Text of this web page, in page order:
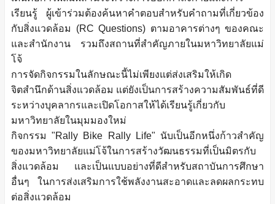
เรียนรู้ ผู้เข้าร่วมต้องค้นหาคำตอบสำหรับคำถามที่เกี่ยวข้อง
กับสิ่งแวดล้อม (RC Questions) ตามอาคารต่างๆ ของคณะ
และสำนักงาน รวมถึงสถานที่สำคัญภายในมหาวิทยาลัยแม่
โจ้
การจัดกิจกรรมในลักษณะนี้ไม่เพียงแต่ส่งเสริมให้เกิด
จิตสำนึกด้านสิ่งแวดล้อม แต่ยังเป็นการสร้างความสัมพันธ์ที่ดี
ระหว่างบุคลากรและเปิดโอกาสให้ได้เรียนรู้เกี่ยวกับ
มหาวิทยาลัยในมุมมองใหม่
กิจกรรม "Rally Bike Rally Life" นับเป็นอีกหนึ่งก้าวสำคัญ
ของมหาวิทยาลัยแม่โจ้ในการสร้างวัฒนธรรมที่เป็นมิตรกับ
สิ่งแวดล้อม และเป็นแบบอย่างที่ดีสำหรับสถาบันการศึกษา
อื่นๆ ในการส่งเสริมการใช้พลังงานสะอาดและลดผลกระทบ
ต่อสิ่งแวดล้อม